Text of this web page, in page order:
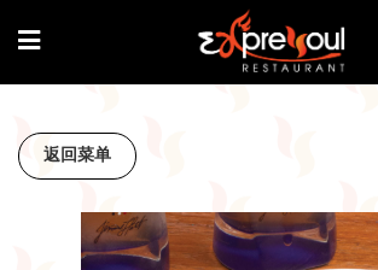
返回菜单